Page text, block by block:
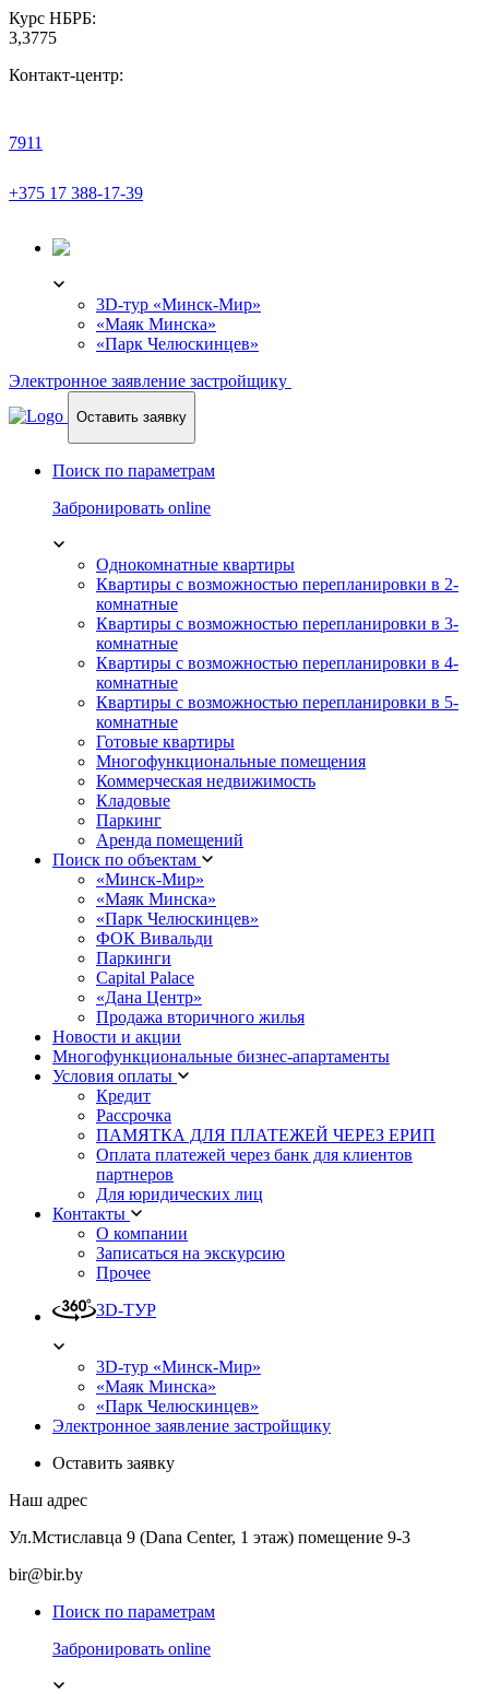
Курс НБРБ:
3,3775
Контакт-центр:
7911
+375 17 388-17-39
3D-тур «Минск-Мир»
«Маяк Минска»
«Парк Челюскинцев»
Электронное заявление застройщику
Оставить заявку
Поиск по параметрам
Забронировать online
Однокомнатные квартиры
Квартиры с возможностью перепланировки в 2-
комнатные
Квартиры с возможностью перепланировки в 3-
комнатные
Квартиры с возможностью перепланировки в 4-
комнатные
Квартиры с возможностью перепланировки в 5-
комнатные
Готовые квартиры
Многофункциональные помещения
Коммерческая недвижимость
Кладовые
Паркинг
Аренда помещений
Поиск по объектам
«Минск-Мир»
«Маяк Минска»
«Парк Челюскинцев»
ФОК Вивальди
Паркинги
Capital Palace
«Дана Центр»
Продажа вторичного жилья
Новости и акции
Многофункциональные бизнес-апартаменты
Условия оплаты
Кредит
Рассрочка
ПАМЯТКА ДЛЯ ПЛАТЕЖЕЙ ЧЕРЕЗ ЕРИП
Оплата платежей через банк для клиентов
партнеров
Для юридических лиц
Контакты
О компании
Записаться на экскурсию
Прочее
3D-ТУР
3D-тур «Минск-Мир»
«Маяк Минска»
«Парк Челюскинцев»
Электронное заявление застройщику
Оставить заявку
Наш адрес
Ул.Мстиславца 9 (Dana Center, 1 этаж) помещение 9-3
bir@bir.by
Поиск по параметрам
Забронировать online